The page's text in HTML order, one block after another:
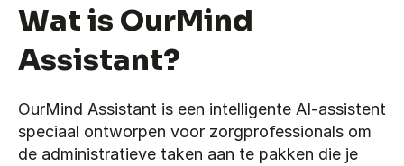
Wat is OurMind
Assistant?
OurMind Assistant is een intelligente AI-assistent
speciaal ontworpen voor zorgprofessionals om
de administratieve taken aan te pakken die je